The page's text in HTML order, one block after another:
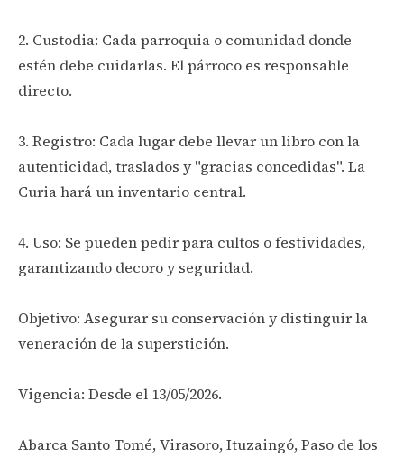
2. Custodia: Cada parroquia o comunidad donde
estén debe cuidarlas. El párroco es responsable
directo.
3. Registro: Cada lugar debe llevar un libro con la
autenticidad, traslados y "gracias concedidas". La
Curia hará un inventario central.
4. Uso: Se pueden pedir para cultos o festividades,
garantizando decoro y seguridad.
Objetivo: Asegurar su conservación y distinguir la
veneración de la superstición.
Vigencia: Desde el 13/05/2026.
Abarca Santo Tomé, Virasoro, Ituzaingó, Paso de los